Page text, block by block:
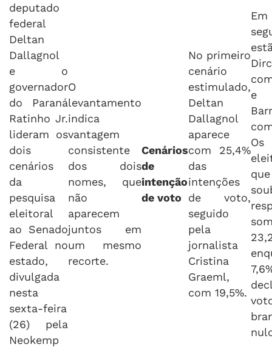
deputado
federal
Deltan
Dallagnol
e o
governador
do Paraná
Ratinho Jr.
lideram os
dois
cenários
da
pesquisa
eleitoral
ao Senado
Federal no
estado,
divulgada
nesta
sexta-feira
(26) pela
Neokemp
O
levantamento
indica
vantagem
consistente
dos dois
nomes, que
não
aparecem
juntos em
um mesmo
recorte.
Cenários
de
intenção
de voto
No primeiro
cenário
estimulado,
Deltan
Dallagnol
aparece
com 25,4%
das
intenções
de voto,
seguido
pela
jornalista
Cristina
Graeml,
com 19,5%.
Em
e
Os